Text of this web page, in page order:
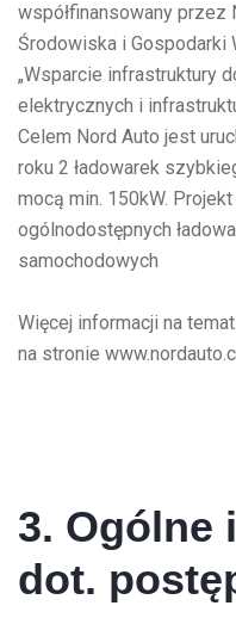
współfinansowany przez
Środowiska i Gospodarki
„Wsparcie infrastruktury
elektrycznych i
Celem Nord Auto jest
roku 2 ładowarek
mocą min. 150kW.
ogólnodostępnych
samochodowych
Więcej informacji na
na stronie
3. Ogólne
dot.